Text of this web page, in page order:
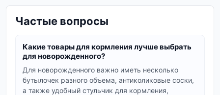
родителей. Мы предлагаем как новые, так и
новые и б/у товары, позволяя вам подобрать
Выбор товаров для кормления
Правильное питание – залог здоровья малыша.
В этой категории представлены разнообразные
Частые вопросы
Какие товары для кормления лучше выбрать
для новорожденного?
Для новорожденного важно иметь несколько
бутылочек разного объема, антиколиковые соски,
а также удобный стульчик для кормления,